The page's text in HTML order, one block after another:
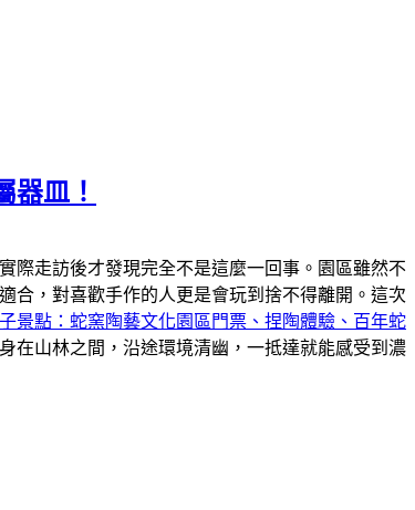
器皿！
際走訪後才發現完全不是這麼一回事。園區雖然不
合，對喜歡手作的人更是會玩到捨不得離開。這次
景點：蛇窯陶藝文化園區門票、捏陶體驗、百年蛇
在山林之間，沿途環境清幽，一抵達就能感受到濃